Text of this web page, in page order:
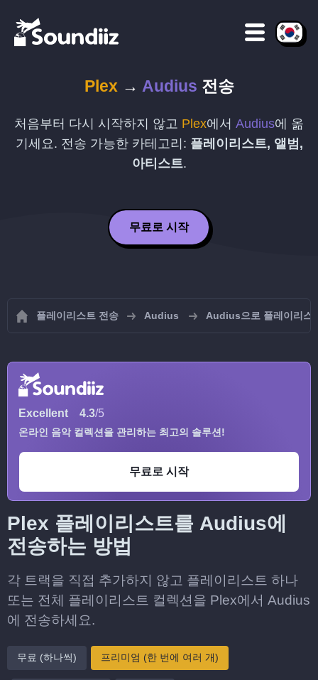
Plex → Audius 전송
처음부터 다시 시작하지 않고 Plex에서 Audius에 옮
기세요. 전송 가능한 카테고리: 플레이리스트, 앨범,
아티스트.
무료로 시작
플레이리스트 전송 Audius Audius으로 플레이리스
Excellent 4.3/5
온라인 음악 컬렉션을 관리하는 최고의 솔루션!
무료로 시작
Plex 플레이리스트를 Audius에
전송하는 방법
각 트랙을 직접 추가하지 않고 플레이리스트 하나
또는 전체 플레이리스트 컬렉션을 Plex에서 Audius
에 전송하세요.
무료 (하나씩) 프리미엄 (한 번에 여러 개)